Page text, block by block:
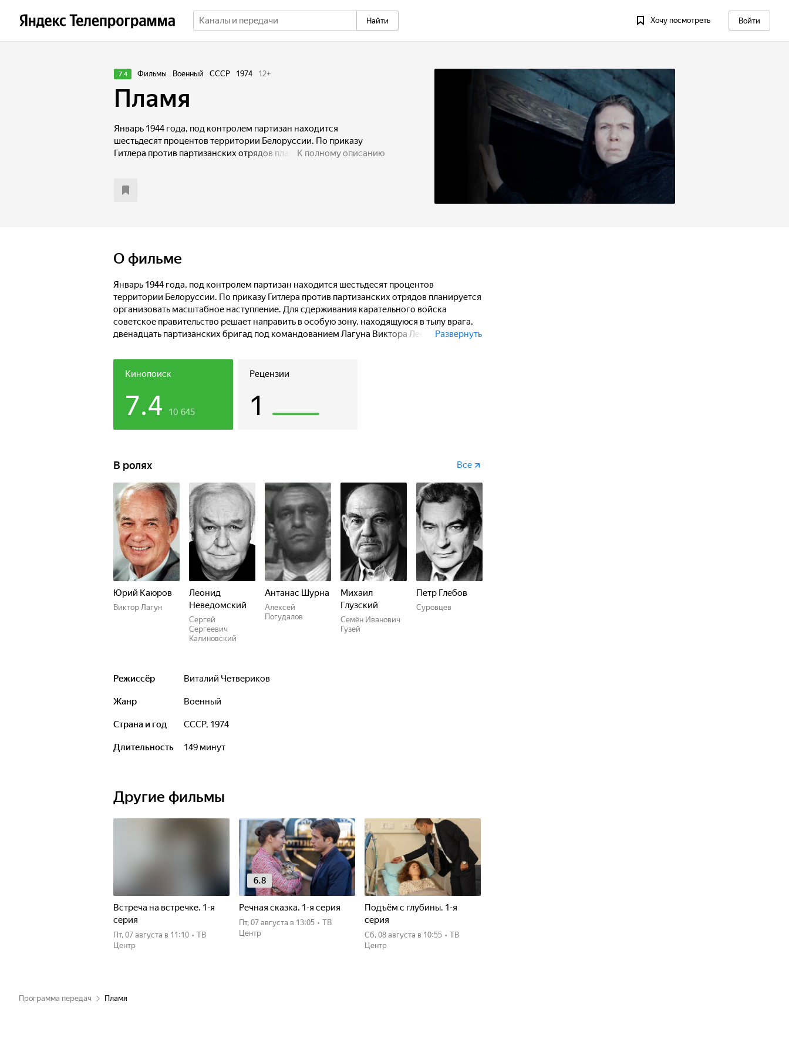
Найти Хочу посмотреть Войти
7.4 Фильмы Военный СССР 1974 12+
Пламя
Январь 1944 года, под контролем партизан находится
шестьдесят процентов территории Белоруссии. По приказу
Гитлера против партизанских отрядов планируется
направить в особую зону, находящуюся в тылу врага, двенадцать
этом части шести дивизий, не считая охранных батальонов и
полков СС. Советским партизанам предстоит вступить в
как в численности, так и военной технике.
К полному описанию
О фильме
Январь 1944 года, под контролем партизан находится шестьдесят процентов
территории Белоруссии. По приказу Гитлера против партизанских отрядов планируется
организовать масштабное наступление. Для сдерживания карательного войска
советское правительство решает направить в особую зону, находящуюся в тылу врага,
двенадцать партизанских бригад под командованием Лагуна Виктора Леоновича.
полковник Ганс Рейнгардт планирует уничтожить партизан за десять дней, использовав
при этом части шести дивизий, не считая охранных батальонов и полков СС. Советским
превосходящим их как в численности, так и военной технике.
Развернуть
Кинопоиск
7.4 10 645
Рецензии
1
В ролях Все
Юрий Каюров
Виктор Лагун
Леонид
Неведомский
Сергей
Сергеевич
Калиновский
Антанас Шурна
Алексей
Погудалов
Михаил
Глузский
Семён Иванович
Гузей
Петр Глебов
Суровцев
Режиссёр Виталий Четвериков
Жанр военный
Страна и год СССР, 1974
Длительность 149 минут
Другие фильмы
Встреча на встречке. 1-я
серия
пт, 07 августа в 11:10 • ТВ
Центр
6.8
Речная сказка. 1-я серия
пт, 07 августа в 13:05 • ТВ
Центр
Подъём с глубины. 1-я
серия
сб, 08 августа в 10:55 • ТВ
Центр
Программа передач Пламя